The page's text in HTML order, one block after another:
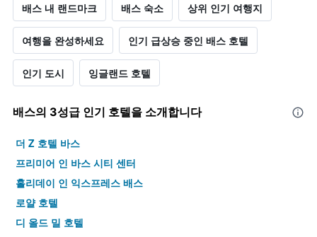
배스 내 랜드마크 배스 숙소 상위 인기 여행지
여행을 완성하세요 인기 급상승 중인 배스 호텔
인기 도시 잉글랜드 호텔
배스​의 3​성급 인기 호텔을 소개합니다
더 Z 호텔 바스
프리미어 인 바스 시티 센터
홀리데이 인 익스프레스 배스
로얄 호텔
디 올드 밀 호텔